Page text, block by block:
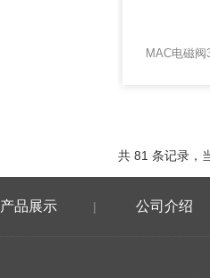
MAC电磁
共 81 条记录，
产品展示 | 公司介绍